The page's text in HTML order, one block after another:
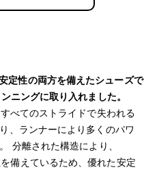
性の両方を備えたシューズで
ニングに取り入れました。
べてのストライドで失われる
、ランナーにより多くのパワ
分離された構造により、
備えているため、優れた安定